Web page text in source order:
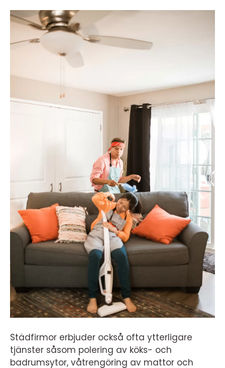
Städfirmor erbjuder också ofta ytterligare
tjänster såsom polering av köks- och
badrumsytor, våtrengöring av mattor och